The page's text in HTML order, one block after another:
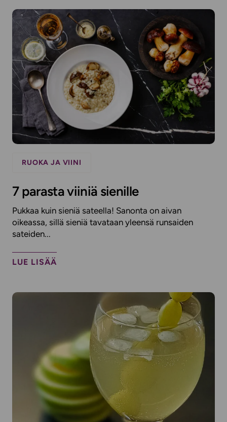
RUOKA JA VIINI
7 parasta viiniä sienille
Pukkaa kuin sieniä sateella! Sanonta on aivan
oikeassa, sillä sieniä tavataan yleensä runsaiden
sateiden...
LUE LISÄÄ